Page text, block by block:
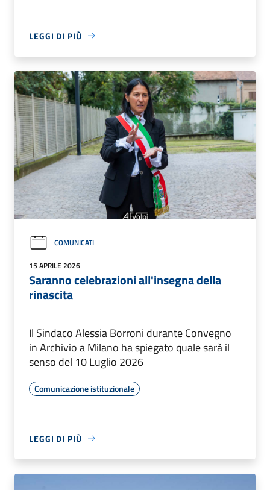
LEGGI DI PIÙ
COMUNICATI
15 APRILE 2026
Saranno celebrazioni all'insegna della
rinascita
Il Sindaco Alessia Borroni durante Convegno
in Archivio a Milano ha spiegato quale sarà il
senso del 10 Luglio 2026
Comunicazione istituzionale
LEGGI DI PIÙ